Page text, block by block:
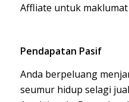
Affliate untuk
Pendapatan Pasif
Anda berpeluang
seumur hidup selagi